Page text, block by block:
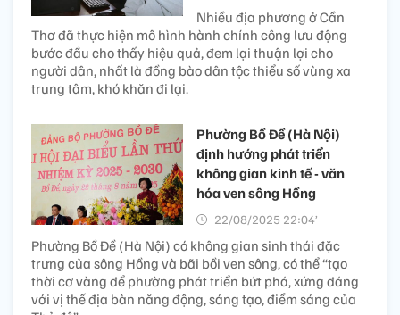
Nhiều địa phương ở Cần
Thơ đã thực hiện mô hình hành chính công lưu động
bước đầu cho thấy hiệu quả, đem lại thuận lợi cho
người dân, nhất là đồng bào dân tộc thiểu số vùng xa
trung tâm, khó khăn đi lại.
Phường Bồ Đề (Hà Nội)
định hướng phát triển
không gian kinh tế - văn
hóa ven sông Hồng
22/08/2025 22:04’
Phường Bồ Đề (Hà Nội) có không gian sinh thái đặc
trưng của sông Hồng và bãi bồi ven sông, có thể “tạo
thời cơ vàng để phường phát triển bứt phá, xứng đáng
với vị thế địa bàn năng động, sáng tạo, điểm sáng của